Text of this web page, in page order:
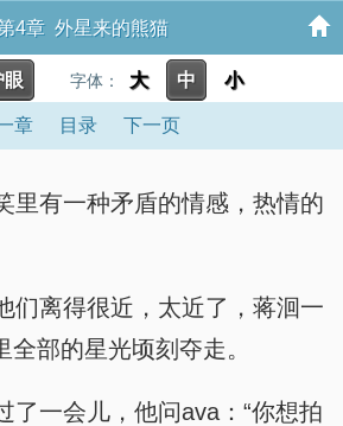
4章 外星来的熊猫
眼 字体： 大 中 小
章 目录 下一页
里有一种矛盾的情感，热情的
们离得很近，太近了，蒋洄一
部的星光顷刻夺走。
了一会儿，他问ava：“你想拍